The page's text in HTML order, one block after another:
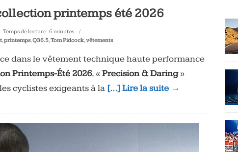
printemps été 2026
Temps de lecture :6 minutes
,printemps,Q36.5,Tom Pidcock,vêtements
dans le vêtement technique haute performance
Printemps-Été 2026, «Precision & Daring»
cyclistes exigeants à la […] Lire la suite →